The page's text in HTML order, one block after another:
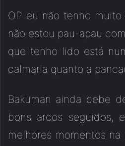
OP eu não tenho
não estou pau-apau
que tenho lido está
calmaria quanto a
Bakuman ainda bebe
bons arcos seguidos,
melhores momentos